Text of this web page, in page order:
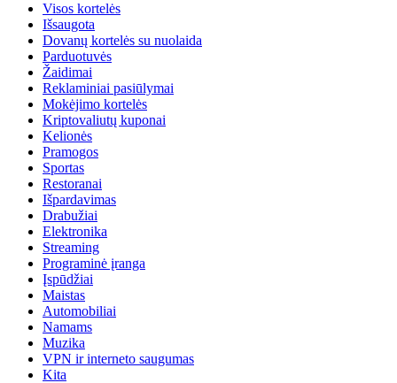
Visos kortelės
Išsaugota
Dovanų kortelės su nuolaida
Parduotuvės
Žaidimai
Reklaminiai pasiūlymai
Mokėjimo kortelės
Kriptovaliutų kuponai
Kelionės
Pramogos
Sportas
Restoranai
Išpardavimas
Drabužiai
Elektronika
Streaming
Programinė įranga
Įspūdžiai
Maistas
Automobiliai
Namams
Muzika
VPN ir interneto saugumas
Kita